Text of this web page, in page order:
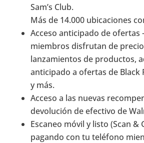
Sam’s Club.
Más de 14.000 ubicaciones
Acceso anticipado de ofertas
miembros disfrutan de
lanzamientos de productos,
anticipado a ofertas de Black
y más.
Acceso a las nuevas
devolución de efectivo de
Escaneo móvil y listo (Scan &
pagando con tu teléfono